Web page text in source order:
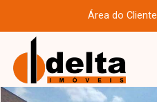
Área do Cliente